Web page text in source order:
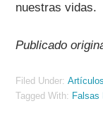
nuestras vidas.
Publicado
Filed Under:
Tagged With: Falsas